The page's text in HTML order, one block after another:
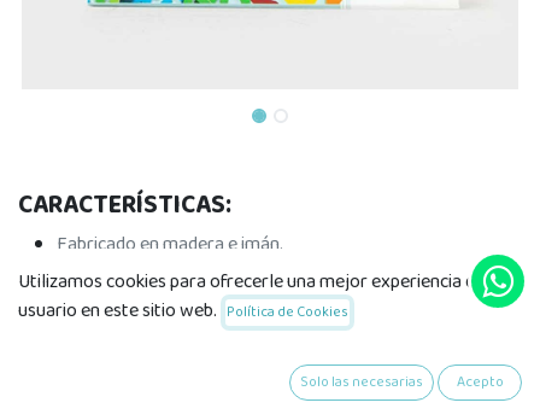
CARACTERÍSTICAS:
Fabricado en madera e imán.
Edad recomendada +4 años
Contiene 83 letras mayúsculas magnéticas.
Utilizamos cookies para ofrecerle una mejor experiencia de
usuario en este sitio web. Política de Cookies
Solo las necesarias Acepto